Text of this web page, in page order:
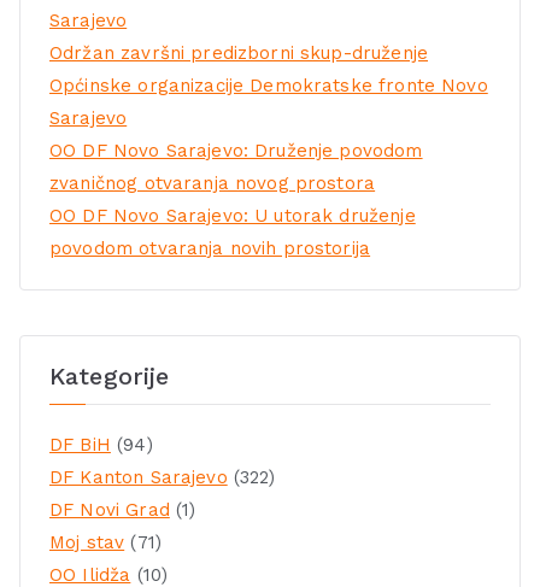
Sarajevo
Održan završni predizborni skup-druženje
Općinske organizacije Demokratske fronte Novo
Sarajevo
OO DF Novo Sarajevo: Druženje povodom
zvaničnog otvaranja novog prostora
OO DF Novo Sarajevo: U utorak druženje
povodom otvaranja novih prostorija
Kategorije
DF BiH (94)
DF Kanton Sarajevo (322)
DF Novi Grad (1)
Moj stav (71)
OO Ilidža (10)